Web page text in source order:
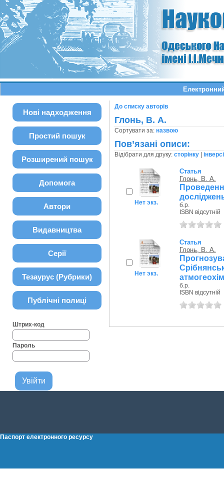
Нові надходження
Простий пошук
Розширений пошук
Допомога
Автори
Видавництва
Серії
Тезаурус (Рубрики)
Публічні полиці
Штрих-код
Пароль
До списку авторів
Глонь, В. А.
Сортувати за: назвою
Пов’язані описи:
Відібрати для друку: сторінку|
Нет экз.
Статья
Глонь, В. А.
б.р.
ISBN відсутній
Нет экз.
Статья
Глонь, В. А.
б.р.
ISBN відсутній
Паспорт електронного ресурсу